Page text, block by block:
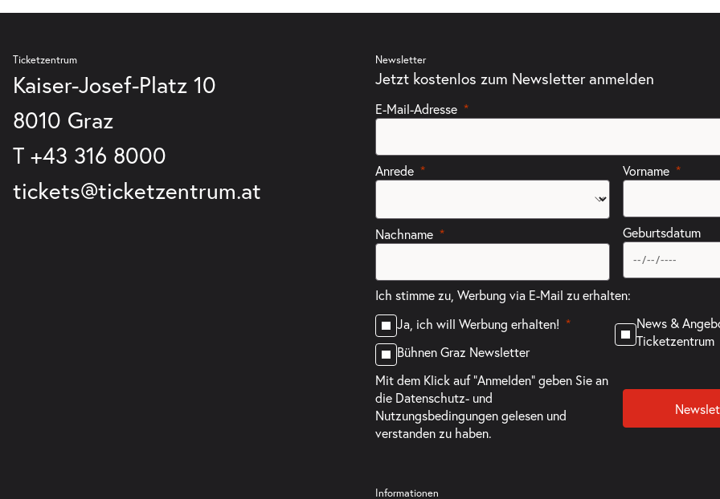
Ticketzentrum
Kaiser-Josef-Platz 10
8010 Graz
T +43 316 8000
tickets@ticketzentrum.at
Newsletter
Jetzt kostenlos zum Newsletter anmelden
E-Mail-Adresse
Anrede
Nachname
Vorname
Geburtsdatum
Ich stimme zu, Werbung via E-Mail zu erhalten:
Ja, ich will Werbung erhalten!
Bühnen Graz Newsletter
News &
Ticketzentrum
Mit dem Klick auf "Anmelden" geben Sie an
die Datenschutz- und
Nutzungsbedingungengelesen und
verstanden zu haben.
Informationen